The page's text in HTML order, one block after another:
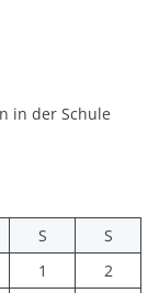
in der Schule
S
S
1
2